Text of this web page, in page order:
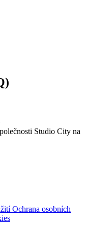
Studio City na
Ochrana osobních